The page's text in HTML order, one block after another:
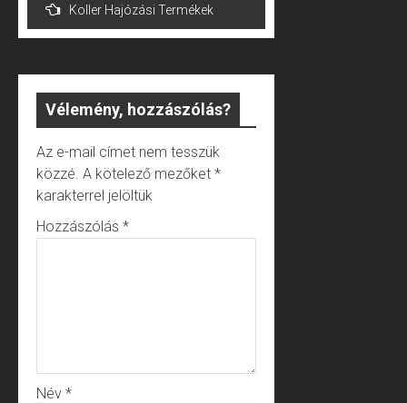
navigáció
Koller Hajózási Termékek
Vélemény, hozzászólás?
Az e-mail címet nem tesszük
közzé. A kötelező mezőket *
karakterrel jelöltük
Hozzászólás *
Név *